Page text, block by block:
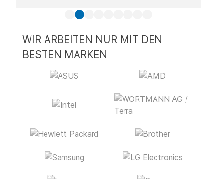
WIR ARBEITEN NUR MIT DEN
BESTEN MARKEN